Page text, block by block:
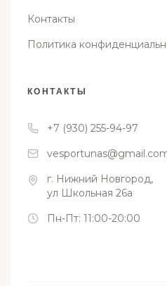
Контакты
Политика
КОНТАКТЫ
+7 (930) 255-94-97
г. Нижний Новгород,
ул Школьная 26а
Пн-Пт: 11:00-20:00